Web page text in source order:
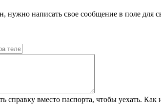
нужно написать свое сообщение в поле для
справку вместо паспорта, чтобы уехать. Как